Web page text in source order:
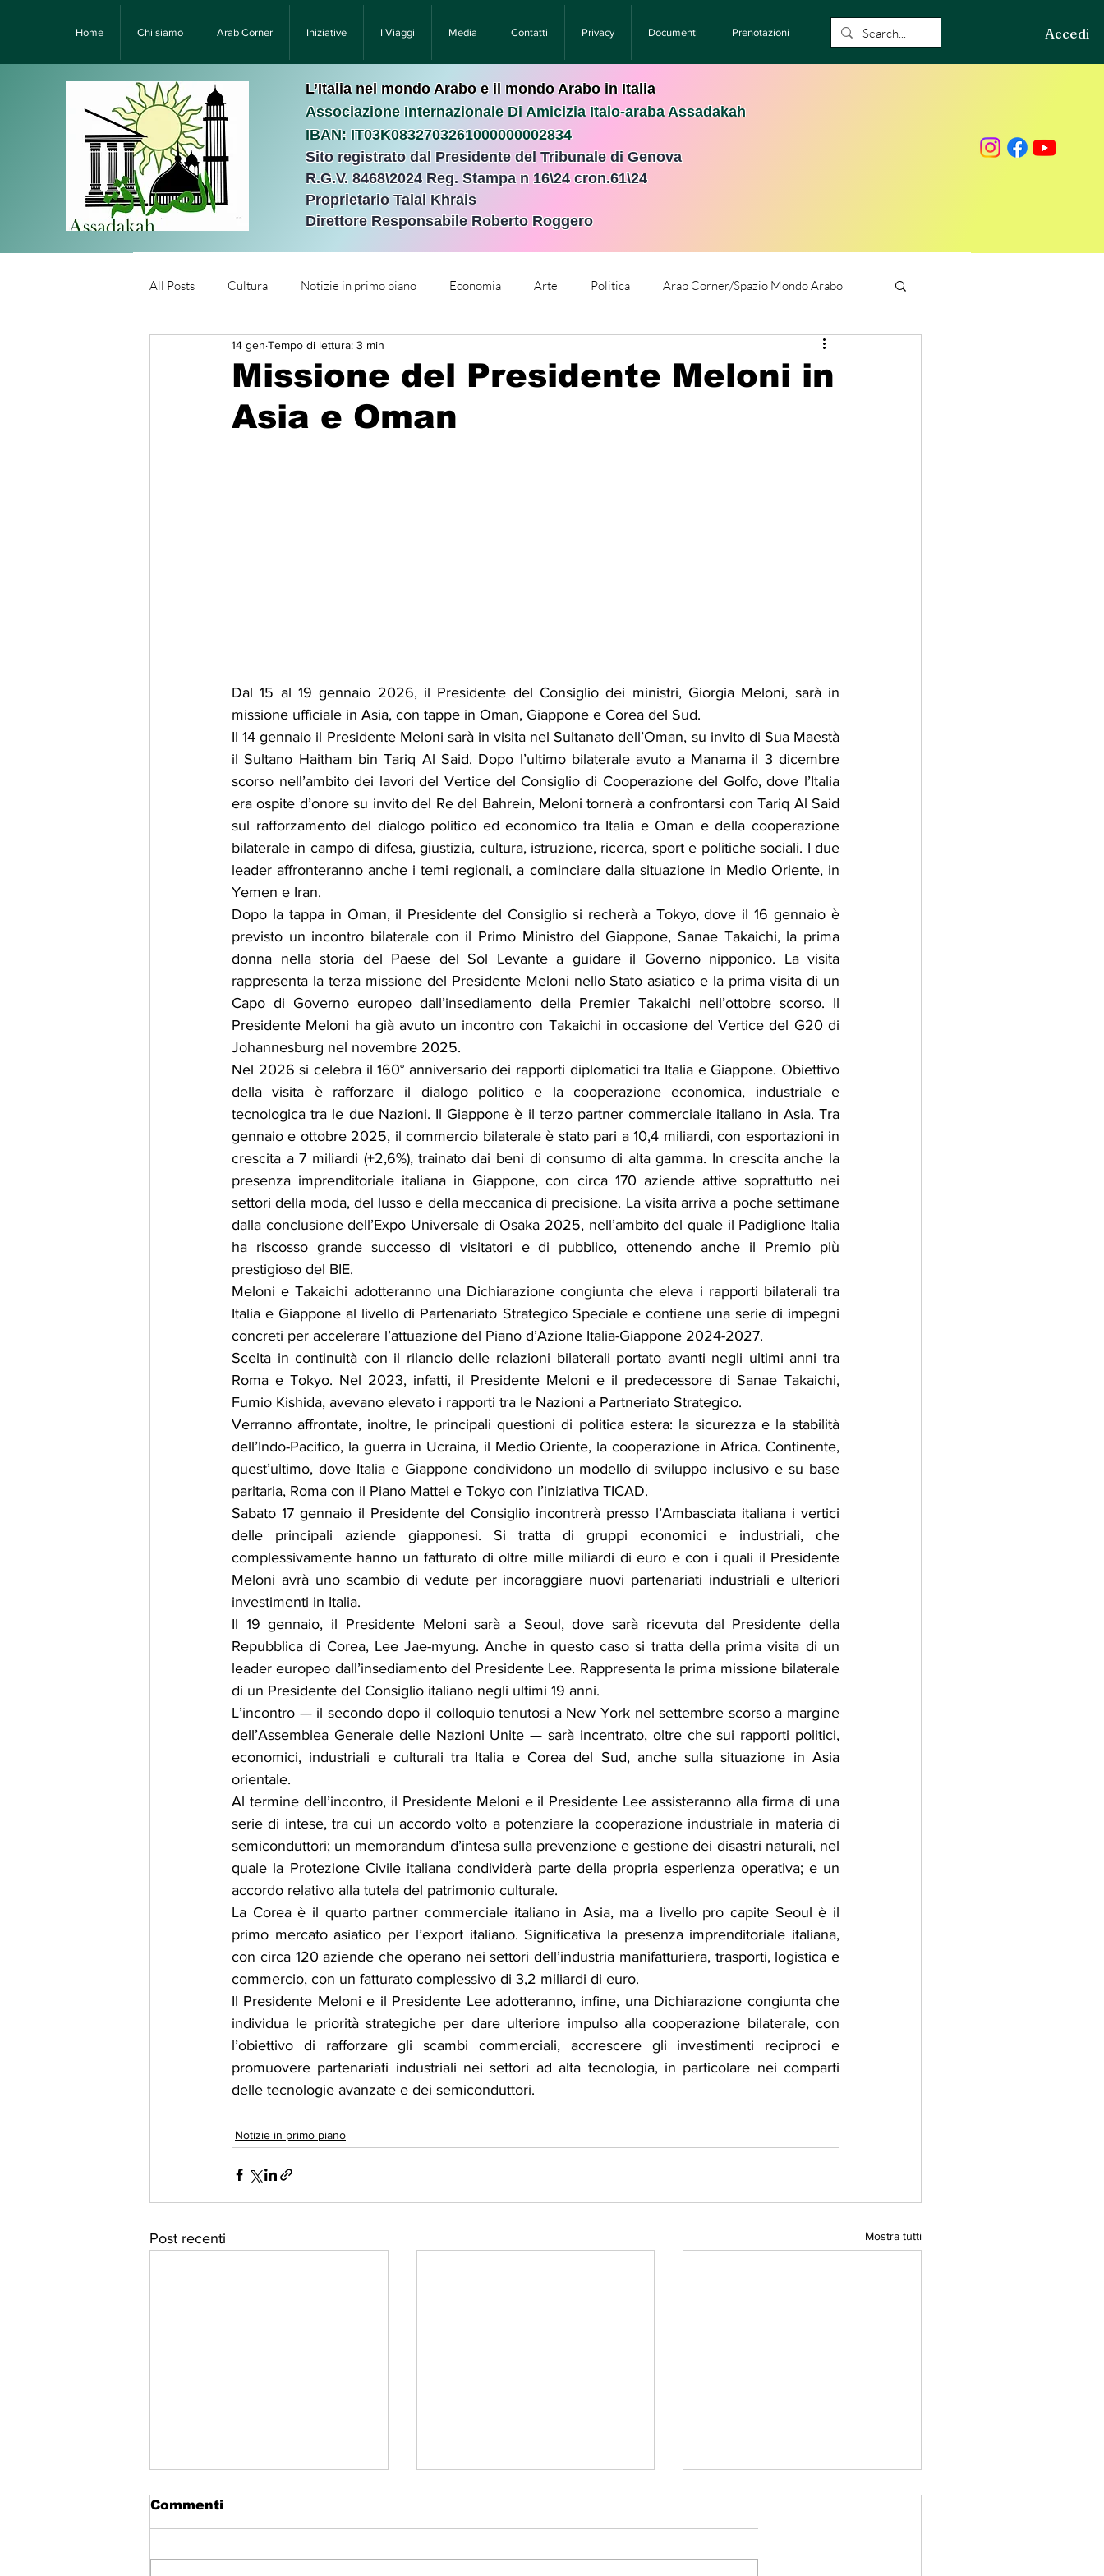
Home Chi siamo Arab Corner Iniziative I Viaggi Media Contatti Privacy Documenti Prenotazioni Accedi
L’Italia nel mondo Arabo e il mondo Arabo in Italia
Associazione Internazionale Di Amicizia Italo-araba Assadakah
IBAN: IT03K0832703261000000002834
Sito registrato dal Presidente del Tribunale di Genova
R.G.V. 8468\2024 Reg. Stampa n 16\24 cron.61\24 ​
Proprietario Talal Khrais
Direttore Responsabile Roberto Roggero
All Posts Cultura Notizie in primo piano Economia Arte Politica Arab Corner/Spazio Mondo Arabo
Նորություններ/Notizie Armene
Migrazione e Rifugiati Sport Solidarietà
Missione del Presidente Meloni in
Asia e Oman
14 gen Tempo di lettura: 3 min
Dal 15 al 19 gennaio 2026, il Presidente del Consiglio dei ministri, Giorgia Meloni, sarà in
missione ufficiale in Asia, con tappe in Oman, Giappone e Corea del Sud.
Il 14 gennaio il Presidente Meloni sarà in visita nel Sultanato dell’Oman, su invito di Sua Maestà
il Sultano Haitham bin Tariq Al Said. Dopo l’ultimo bilaterale avuto a Manama il 3 dicembre
scorso nell’ambito dei lavori del Vertice del Consiglio di Cooperazione del Golfo, dove l’Italia
era ospite d’onore su invito del Re del Bahrein, Meloni tornerà a confrontarsi con Tariq Al Said
sul rafforzamento del dialogo politico ed economico tra Italia e Oman e della cooperazione
bilaterale in campo di difesa, giustizia, cultura, istruzione, ricerca, sport e politiche sociali. I due
leader affronteranno anche i temi regionali, a cominciare dalla situazione in Medio Oriente, in
Yemen e Iran.
Dopo la tappa in Oman, il Presidente del Consiglio si recherà a Tokyo, dove il 16 gennaio è
previsto un incontro bilaterale con il Primo Ministro del Giappone, Sanae Takaichi, la prima
donna nella storia del Paese del Sol Levante a guidare il Governo nipponico. La visita
rappresenta la terza missione del Presidente Meloni nello Stato asiatico e la prima visita di un
Capo di Governo europeo dall’insediamento della Premier Takaichi nell’ottobre scorso. Il
Presidente Meloni ha già avuto un incontro con Takaichi in occasione del Vertice del G20 di
Johannesburg nel novembre 2025.
Nel 2026 si celebra il 160° anniversario dei rapporti diplomatici tra Italia e Giappone. Obiettivo
della visita è rafforzare il dialogo politico e la cooperazione economica, industriale e
tecnologica tra le due Nazioni. Il Giappone è il terzo partner commerciale italiano in Asia. Tra
gennaio e ottobre 2025, il commercio bilaterale è stato pari a 10,4 miliardi, con esportazioni in
crescita a 7 miliardi (+2,6%), trainato dai beni di consumo di alta gamma. In crescita anche la
presenza imprenditoriale italiana in Giappone, con circa 170 aziende attive soprattutto nei
settori della moda, del lusso e della meccanica di precisione. La visita arriva a poche settimane
dalla conclusione dell’Expo Universale di Osaka 2025, nell’ambito del quale il Padiglione Italia
ha riscosso grande successo di visitatori e di pubblico, ottenendo anche il Premio più
prestigioso del BIE.
Meloni e Takaichi adotteranno una Dichiarazione congiunta che eleva i rapporti bilaterali tra
Italia e Giappone al livello di Partenariato Strategico Speciale e contiene una serie di impegni
concreti per accelerare l’attuazione del Piano d’Azione Italia-Giappone 2024-2027.
Scelta in continuità con il rilancio delle relazioni bilaterali portato avanti negli ultimi anni tra
Roma e Tokyo. Nel 2023, infatti, il Presidente Meloni e il predecessore di Sanae Takaichi,
Fumio Kishida, avevano elevato i rapporti tra le Nazioni a Partneriato Strategico.
Verranno affrontate, inoltre, le principali questioni di politica estera: la sicurezza e la stabilità
dell’Indo-Pacifico, la guerra in Ucraina, il Medio Oriente, la cooperazione in Africa. Continente,
quest’ultimo, dove Italia e Giappone condividono un modello di sviluppo inclusivo e su base
paritaria, Roma con il Piano Mattei e Tokyo con l’iniziativa TICAD.
Sabato 17 gennaio il Presidente del Consiglio incontrerà presso l’Ambasciata italiana i vertici
delle principali aziende giapponesi. Si tratta di gruppi economici e industriali, che
complessivamente hanno un fatturato di oltre mille miliardi di euro e con i quali il Presidente
Meloni avrà uno scambio di vedute per incoraggiare nuovi partenariati industriali e ulteriori
investimenti in Italia.
Il 19 gennaio, il Presidente Meloni sarà a Seoul, dove sarà ricevuta dal Presidente della
Repubblica di Corea, Lee Jae-myung. Anche in questo caso si tratta della prima visita di un
leader europeo dall’insediamento del Presidente Lee. Rappresenta la prima missione bilaterale
di un Presidente del Consiglio italiano negli ultimi 19 anni.
L’incontro — il secondo dopo il colloquio tenutosi a New York nel settembre scorso a margine
dell’Assemblea Generale delle Nazioni Unite — sarà incentrato, oltre che sui rapporti politici,
economici, industriali e culturali tra Italia e Corea del Sud, anche sulla situazione in Asia
orientale.
Al termine dell’incontro, il Presidente Meloni e il Presidente Lee assisteranno alla firma di una
serie di intese, tra cui un accordo volto a potenziare la cooperazione industriale in materia di
semiconduttori; un memorandum d’intesa sulla prevenzione e gestione dei disastri naturali, nel
quale la Protezione Civile italiana condividerà parte della propria esperienza operativa; e un
accordo relativo alla tutela del patrimonio culturale.
La Corea è il quarto partner commerciale italiano in Asia, ma a livello pro capite Seoul è il
primo mercato asiatico per l’export italiano. Significativa la presenza imprenditoriale italiana,
con circa 120 aziende che operano nei settori dell’industria manifatturiera, trasporti, logistica e
commercio, con un fatturato complessivo di 3,2 miliardi di euro.
Il Presidente Meloni e il Presidente Lee adotteranno, infine, una Dichiarazione congiunta che
individua le priorità strategiche per dare ulteriore impulso alla cooperazione bilaterale, con
l’obiettivo di rafforzare gli scambi commerciali, accrescere gli investimenti reciproci e
promuovere partenariati industriali nei settori ad alta tecnologia, in particolare nei comparti
delle tecnologie avanzate e dei semiconduttori.
Notizie in primo piano
Post recenti Mostra tutti
Commenti